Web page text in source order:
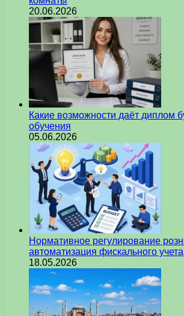
20.06.2026
Какие возможности даёт диплом
обучения
05.06.2026
Нормативное регулирование
автоматизация фискального учета
18.05.2026